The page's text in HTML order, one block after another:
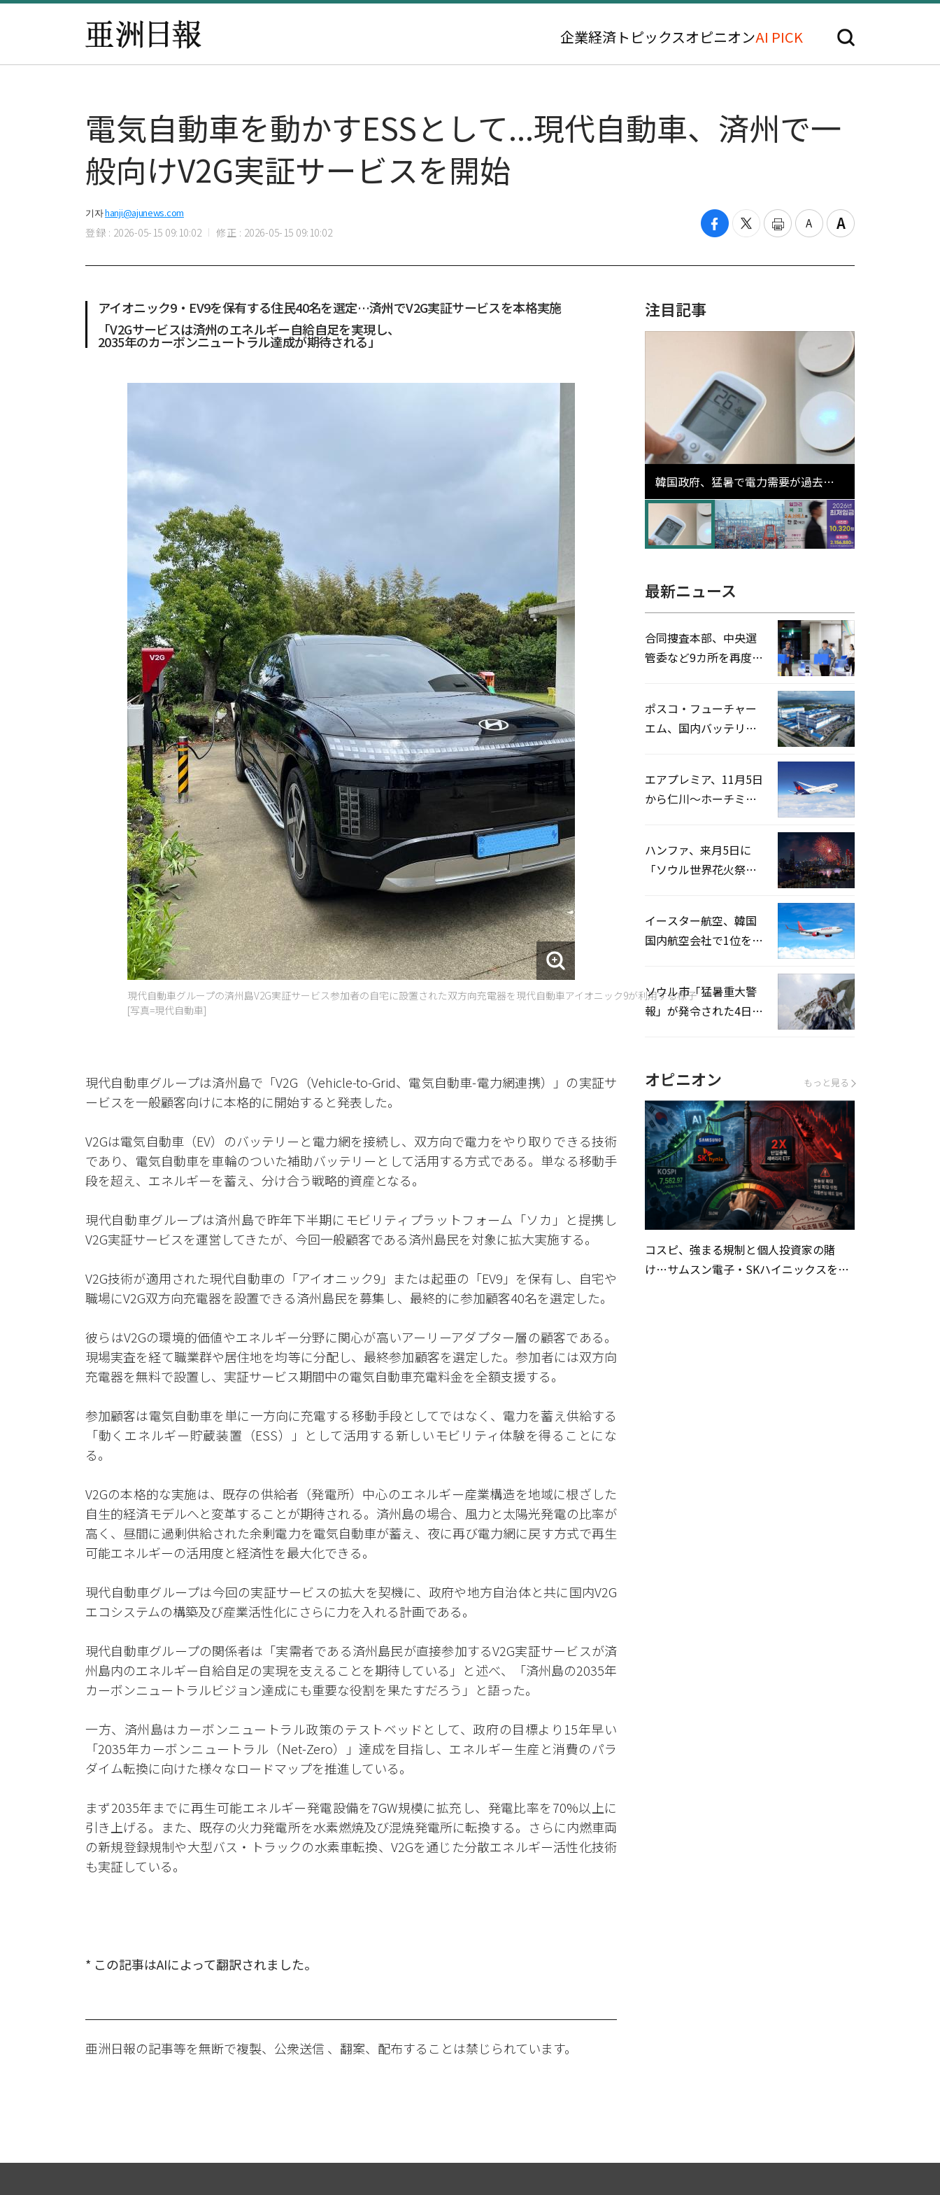
企業経済 トピックスオピニオンAI PICK
電気自動車を動かすESSとして...現代自動車、済州で一
般向けV2G実証サービスを開始
기자hanji@ajunews.com
登録 : 2026-05-15 09:10:02 修正 : 2026-05-15 09:10:02
アイオニック9・EV9を保有する住民40名を選定…済州でV2G実証サービスを本格実施
「V2Gサービスは済州のエネルギー自給自足を実現し、
2035年のカーボンニュートラル達成が期待される」
現代自動車グループの済州島V2G実証サービス参加者の自宅に設置された双方向充電器を現代自動車アイオニック9が利用する様子
[写真=現代自動車]
現代自動車グループは済州島で「V2G（Vehicle-to-Grid、電気自動車-電力網連携）」の実証サ
ービスを一般顧客向けに本格的に開始すると発表した。
V2Gは電気自動車（EV）のバッテリーと電力網を接続し、双方向で電力をやり取りできる技術
であり、電気自動車を車輪のついた補助バッテリーとして活用する方式である。単なる移動手
段を超え、エネルギーを蓄え、分け合う戦略的資産となる。
現代自動車グループは済州島で昨年下半期にモビリティプラットフォーム「ソカ」と提携し
V2G実証サービスを運営してきたが、今回一般顧客である済州島民を対象に拡大実施する。
V2G技術が適用された現代自動車の「アイオニック9」または起亜の「EV9」を保有し、自宅や
職場にV2G双方向充電器を設置できる済州島民を募集し、最終的に参加顧客40名を選定した。
彼らはV2Gの環境的価値やエネルギー分野に関心が高いアーリーアダプター層の顧客である。
現場実査を経て職業群や居住地を均等に分配し、最終参加顧客を選定した。参加者には双方向
充電器を無料で設置し、実証サービス期間中の電気自動車充電料金を全額支援する。
参加顧客は電気自動車を単に一方向に充電する移動手段としてではなく、電力を蓄え供給する
「動くエネルギー貯蔵装置（ESS）」として活用する新しいモビリティ体験を得ることにな
る。
V2Gの本格的な実施は、既存の供給者（発電所）中心のエネルギー産業構造を地域に根ざした
自生的経済モデルへと変革することが期待される。済州島の場合、風力と太陽光発電の比率が
高く、昼間に過剰供給された余剰電力を電気自動車が蓄え、夜に再び電力網に戻す方式で再生
可能エネルギーの活用度と経済性を最大化できる。
現代自動車グループは今回の実証サービスの拡大を契機に、政府や地方自治体と共に国内V2G
エコシステムの構築及び産業活性化にさらに力を入れる計画である。
現代自動車グループの関係者は「実需者である済州島民が直接参加するV2G実証サービスが済
州島内のエネルギー自給自足の実現を支えることを期待している」と述べ、「済州島の2035年
カーボンニュートラルビジョン達成にも重要な役割を果たすだろう」と語った。
一方、済州島はカーボンニュートラル政策のテストベッドとして、政府の目標より15年早い
「2035年カーボンニュートラル（Net-Zero）」達成を目指し、エネルギー生産と消費のパラ
ダイム転換に向けた様々なロードマップを推進している。
まず2035年までに再生可能エネルギー発電設備を7GW規模に拡充し、発電比率を70%以上に
引き上げる。また、既存の火力発電所を水素燃焼及び混焼発電所に転換する。さらに内燃車両
の新規登録規制や大型バス・トラックの水素車転換、V2Gを通じた分散エネルギー活性化技術
も実証している。
* この記事はAIによって翻訳されました。
亜洲日報の記事等を無断で複製、公衆送信 、翻案、配布することは禁じられています。
注目記事
韓国政府、猛暑で電力需要が過去最
高更新の可能性に需給対応体制を点
検
最新ニュース
合同捜査本部、中央選
管委など9カ所を再度家
ポスコ・フューチャー
エム、国内バッテリー
エアプレミア、11月5日
から仁川〜ホーチミン
ハンファ、来月5日に
「ソウル世界花火祭り
イースター航空、韓国
国内航空会社で1位を記
ソウル市「猛暑重大警
報」が発令された4日、
オピニオン もっと見る
コスピ、強まる規制と個人投資家の賭
け…サムスン電子・SKハイニックスを巡